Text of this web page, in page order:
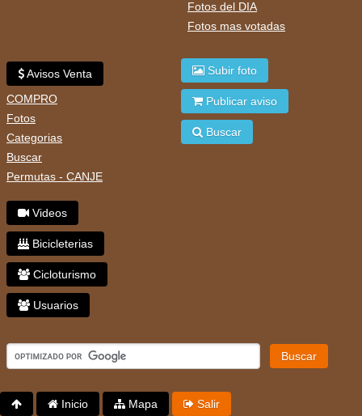
Fotos del DIA
Fotos mas votadas
Avisos Venta
COMPRO
Fotos
Categorias
Buscar
Permutas - CANJE
Videos
Bicicleterias
Cicloturismo
Usuarios
Subir foto
Publicar aviso
Buscar
Buscar
Inicio Mapa Salir